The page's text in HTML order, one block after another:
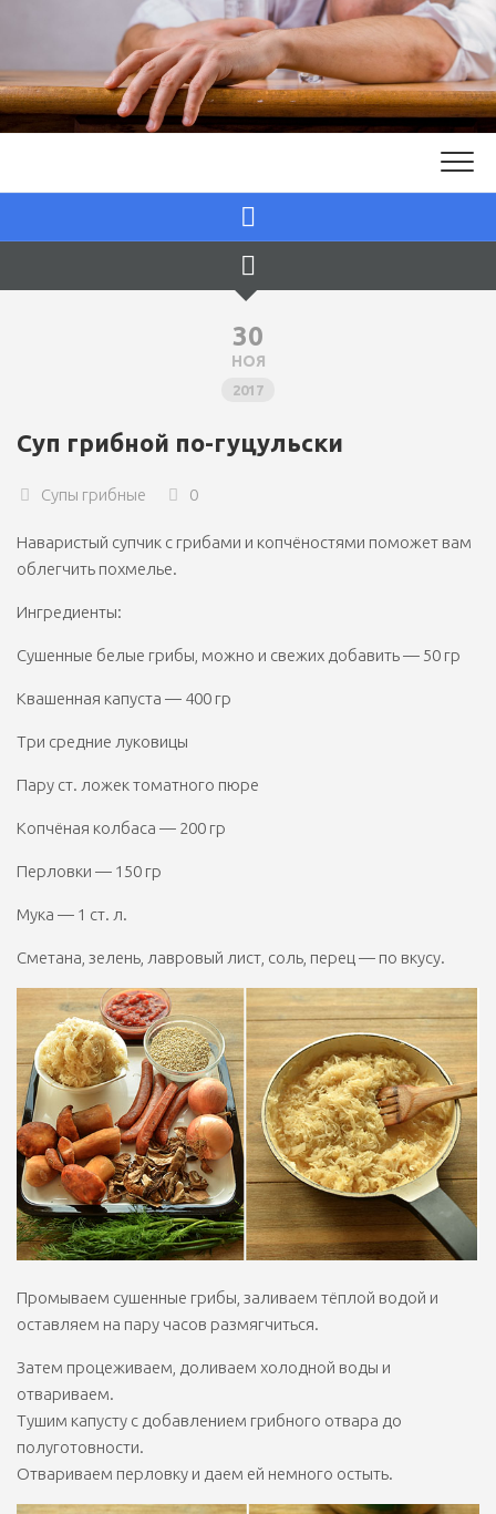
30
НОЯ
2017
Суп грибной по-гуцульски
Супы грибные 0
Наваристый супчик с грибами и копчёностями поможет вам
облегчить похмелье.
Ингредиенты:
Сушенные белые грибы, можно и свежих добавить — 50 гр
Квашенная капуста — 400 гр
Три средние луковицы
Пару ст. ложек томатного пюре
Копчёная колбаса — 200 гр
Перловки — 150 гр
Мука — 1 ст. л.
Сметана, зелень, лавровый лист, соль, перец — по вкусу.
Промываем сушенные грибы, заливаем тёплой водой и
оставляем на пару часов размягчиться.
Затем процеживаем, доливаем холодной воды и
отвариваем.
Тушим капусту с добавлением грибного отвара до
полуготовности.
Отвариваем перловку и даем ей немного остыть.